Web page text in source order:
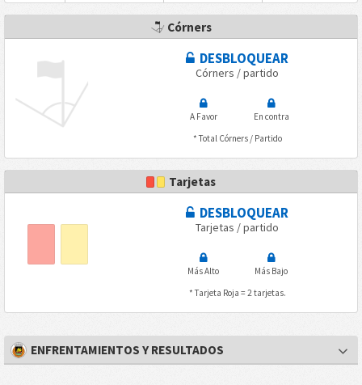
Córners
DESBLOQUEAR
Córners / partido
A Favor
En contra
* Total Córners / Partido
Tarjetas
DESBLOQUEAR
Tarjetas / partido
Más Alto
Más Bajo
* Tarjeta Roja = 2 tarjetas.
ENFRENTAMIENTOS Y RESULTADOS